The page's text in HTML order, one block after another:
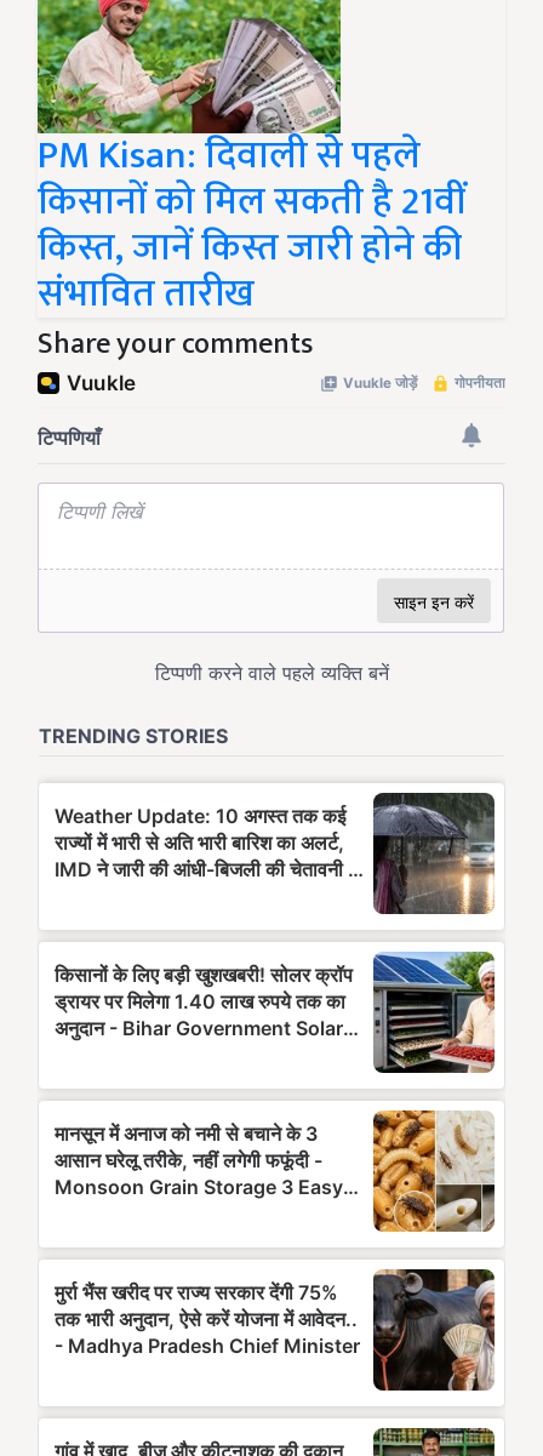
PM Kisan: दिवाली से पहले
किसानों को मिल सकती है 21वीं
किस्त, जानें किस्त जारी होने की
संभावित तारीख
Share your comments